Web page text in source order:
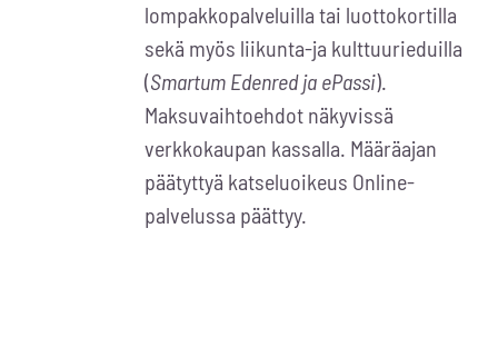
lompakkopalveluilla tai luottokortilla
sekä myös liikunta-ja kulttuurieduilla
(Smartum Edenred ja ePassi).
Maksuvaihtoehdot näkyvissä
verkkokaupan kassalla. Määräajan
päätyttyä katseluoikeus Online-
palvelussa päättyy.